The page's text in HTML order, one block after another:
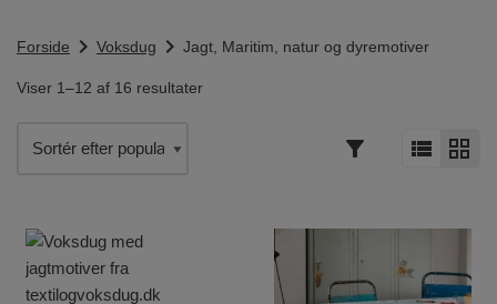
Forside chevron_right Voksdug chevron_right Jagt, Maritim, natur og dyremotiver
Viser 1–12 af 16 resultater